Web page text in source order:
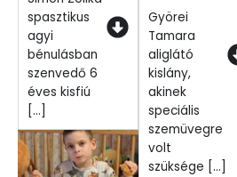
spasztikus
agyi
bénulásban
szenvedő 6
éves kisfiú
[...]
Györei
Tamara
aliglátó
kislány,
akinek
speciális
szemüvegre
volt
szüksége [...]